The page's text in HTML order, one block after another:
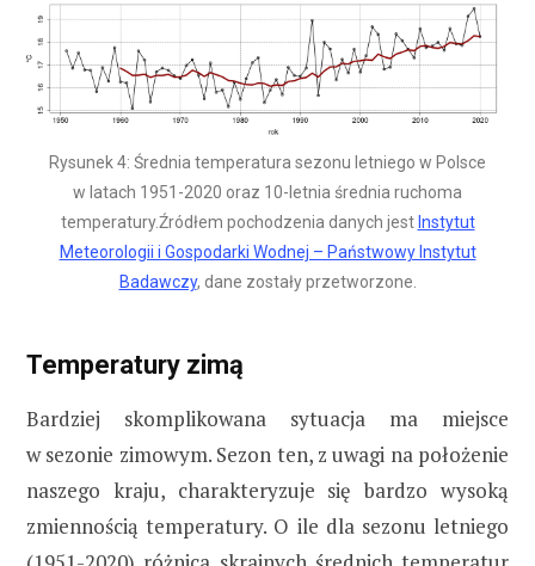
Rysunek 4: Średnia temperatura sezonu letniego w Polsce
w latach 1951-2020 oraz 10-letnia średnia ruchoma
temperatury.Źródłem pochodzenia danych jest Instytut
Meteorologii i Gospodarki Wodnej – Państwowy Instytut
Badawczy, dane zostały przetworzone.
Temperatury zimą
Bardziej skomplikowana sytuacja ma miejsce
w sezonie zimowym. Sezon ten, z uwagi na położenie
naszego kraju, charakteryzuje się bardzo wysoką
zmiennością temperatury. O ile dla sezonu letniego